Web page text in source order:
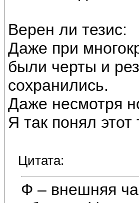
Верен ли тезис:
Даже при
были черты и
сохранились.
Даже несмотря
Я так понял этот
Цитата:
Ф – внешняя